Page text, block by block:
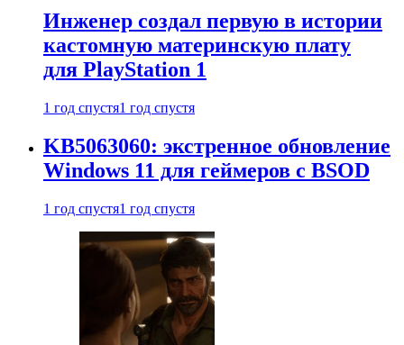
Инженер создал первую в истории
кастомную материнскую плату
для PlayStation 1
1 год спустя1 год спустя
KB5063060: экстренное обновление
Windows 11 для геймеров с BSOD
1 год спустя1 год спустя